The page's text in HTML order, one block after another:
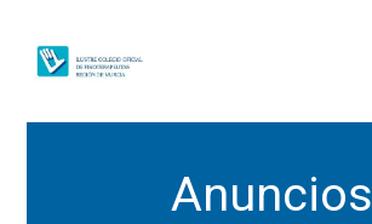
Anuncios